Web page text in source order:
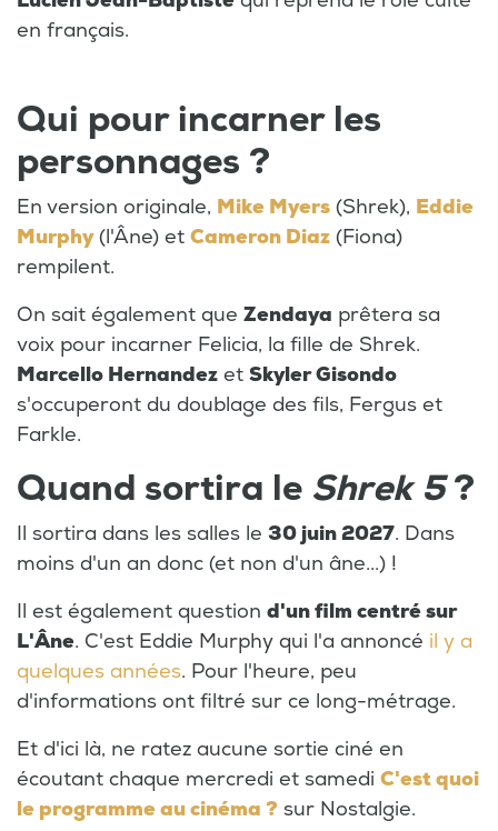
en français.
Qui pour incarner les
personnages ?
En version originale, Mike Myers (Shrek), Eddie
Murphy(l'Âne) et Cameron Diaz (Fiona)
rempilent.
On sait également que Zendaya prêtera sa
voix pour incarner Felicia, la fille de Shrek.
Marcello Hernandez et Skyler Gisondo
s'occuperont du doublage des fils, Fergus et
Farkle.
Quand sortira le Shrek 5?
Il sortira dans les salles le 30 juin 2027. Dans
moins d'un an donc (et non d'un âne...) !
Il est également question d'un film centré sur
L'Âne. C'est Eddie Murphy qui l'a annoncé il y a
quelques années. Pour l'heure, peu
d'informations ont filtré sur ce long-métrage.
Et d'ici là, ne ratez aucune sortie ciné en
écoutant chaque mercredi et samedi C'est quoi
le programme au cinéma ? sur Nostalgie.